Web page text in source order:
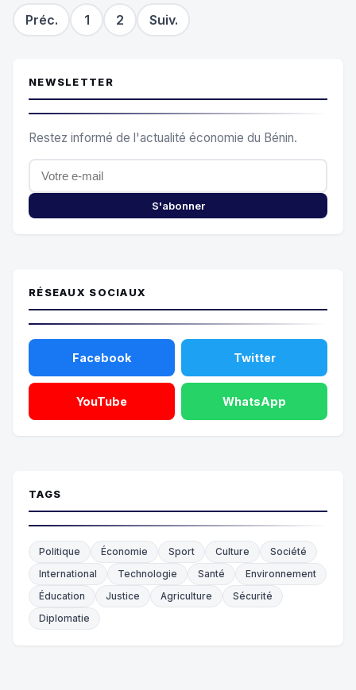
Préc. 1 2 Suiv.
NEWSLETTER
Restez informé de l'actualité économie du Bénin.
S'abonner
RÉSEAUX SOCIAUX
Facebook Twitter
YouTube WhatsApp
TAGS
Politique Économie Sport Culture
Société
International
Technologie Santé
Environnement
Éducation
Justice Agriculture
Sécurité
Diplomatie